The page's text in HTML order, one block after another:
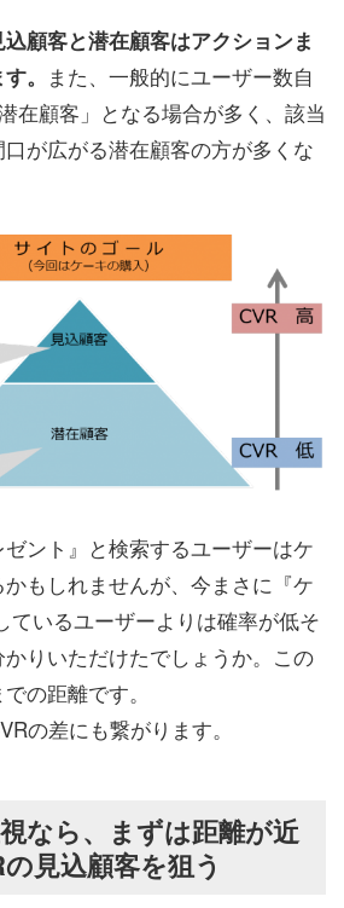
込顧客と潜在顧客はアクションま
。 また、一般的にユーザー数自
在顧客」となる場合が多く、該当
が広がる潜在顧客の方が多くな
ント』と検索するユーザーはケ
もしれませんが、今まさに『ケ
ているユーザーよりは確率が低そ
りいただけたでしょうか。この
の距離です。
の差にも繋がります。
なら、まずは距離が近
見込顧客を狙う